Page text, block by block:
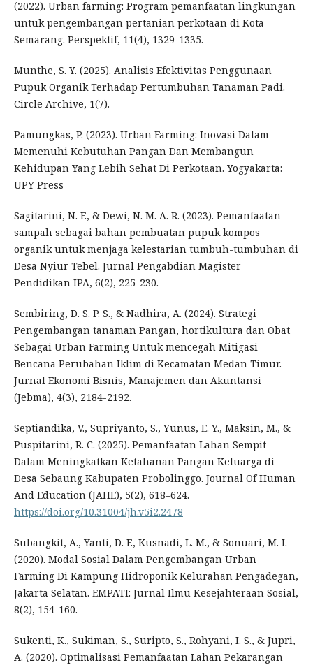
(2022). Urban farming: Program pemanfaatan lingkungan
untuk pengembangan pertanian perkotaan di Kota
Semarang. Perspektif, 11(4), 1329-1335.
Munthe, S. Y. (2025). Analisis Efektivitas Penggunaan
Pupuk Organik Terhadap Pertumbuhan Tanaman Padi.
Circle Archive, 1(7).
Pamungkas, P. (2023). Urban Farming: Inovasi Dalam
Memenuhi Kebutuhan Pangan Dan Membangun
Kehidupan Yang Lebih Sehat Di Perkotaan. Yogyakarta:
UPY Press
Sagitarini, N. F., & Dewi, N. M. A. R. (2023). Pemanfaatan
sampah sebagai bahan pembuatan pupuk kompos
organik untuk menjaga kelestarian tumbuh-tumbuhan di
Desa Nyiur Tebel. Jurnal Pengabdian Magister
Pendidikan IPA, 6(2), 225-230.
Sembiring, D. S. P. S., & Nadhira, A. (2024). Strategi
Pengembangan tanaman Pangan, hortikultura dan Obat
Sebagai Urban Farming Untuk mencegah Mitigasi
Bencana Perubahan Iklim di Kecamatan Medan Timur.
Jurnal Ekonomi Bisnis, Manajemen dan Akuntansi
(Jebma), 4(3), 2184-2192.
Septiandika, V., Supriyanto, S., Yunus, E. Y., Maksin, M., &
Puspitarini, R. C. (2025). Pemanfaatan Lahan Sempit
Dalam Meningkatkan Ketahanan Pangan Keluarga di
Desa Sebaung Kabupaten Probolinggo. Journal Of Human
And Education (JAHE), 5(2), 618–624.
https://doi.org/10.31004/jh.v5i2.2478
Subangkit, A., Yanti, D. F., Kusnadi, L. M., & Sonuari, M. I.
(2020). Modal Sosial Dalam Pengembangan Urban
Farming Di Kampung Hidroponik Kelurahan Pengadegan,
Jakarta Selatan. EMPATI: Jurnal Ilmu Kesejahteraan Sosial,
8(2), 154-160.
Sukenti, K., Sukiman, S., Suripto, S., Rohyani, I. S., & Jupri,
A. (2020). Optimalisasi Pemanfaatan Lahan Pekarangan